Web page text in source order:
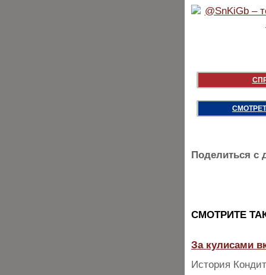
Поделиться с
CМОТРИТЕ
За кулисами
История